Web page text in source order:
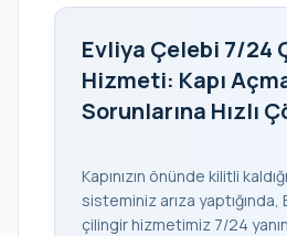
Evliya Çelebi 7/24
Hizmeti: Kapı
Sorunlarına Hızlı
Kapınızın önünde kilitli
sisteminiz arıza yaptığında,
çilingir hizmetimiz 7/24